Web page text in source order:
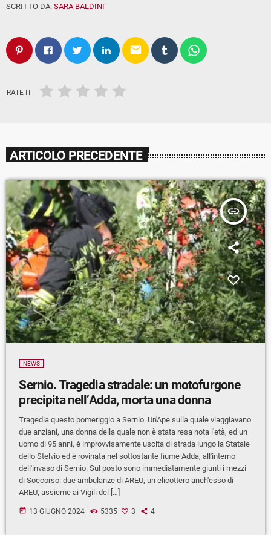
SCRITTO DA: SARA BALDINI
email
RATE IT
ARTICOLO PRECEDENTE
insert_link
NEWS
Sernio. Tragedia stradale: un motofurgone
precipita nell’Adda, morta una donna
Tragedia questo pomeriggio a Sernio. Un'Ape sulla quale viaggiavano
due anziani, una donna della quale non è stata resa nota l'età, ed un
uomo di 95 anni, è improvvisamente uscita di strada lungo la Statale
dello Stelvio ed è rovinata nel sottostante fiume Adda, all'interno
dell'invaso di Sernio. Sul posto sono immediatamente giunti i mezzi
di Soccorso: due ambulanze di AREU, un elicottero anch'esso di
AREU, assieme ai Vigili del […]
today 13 GIUGNO 2024 5335 3 4